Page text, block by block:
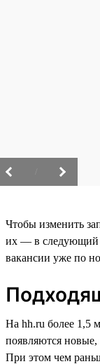
Чтобы изменить
их — в следующий
вакансии уже по
На hh.ru более 1,5
появляются новые,
При этом чем